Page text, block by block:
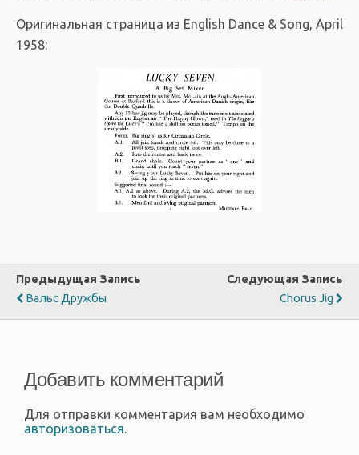
Оригинальная страница из English Dance & Song, April
1958:
Предыдущая Запись
Вальс Дружбы
Следующая Запись
Chorus Jig
Добавить комментарий
Для отправки комментария вам необходимо
авторизоваться.